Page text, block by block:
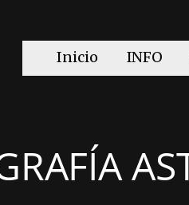
Inicio INFO